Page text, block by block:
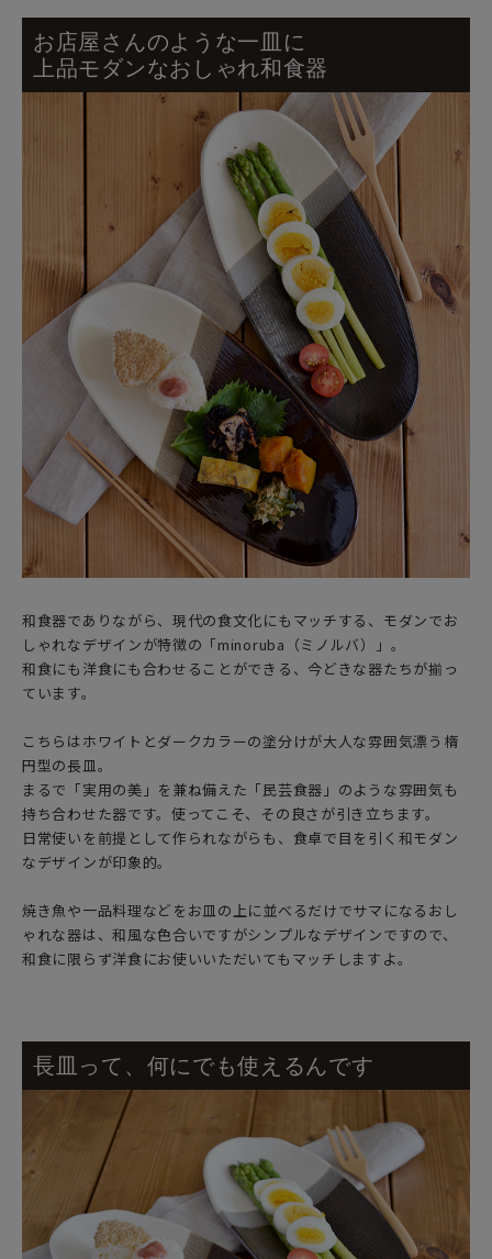
お店屋さんのような一皿に
上品モダンなおしゃれ和食器
和食器でありながら、現代の食文化にもマッチする、モダンでお
しゃれなデザインが特徴の「minoruba（ミノルバ）」。
和食にも洋食にも合わせることができる、今どきな器たちが揃っ
ています。
こちらはホワイトとダークカラーの塗分けが大人な雰囲気漂う楕
円型の長皿。
まるで「実用の美」を兼ね備えた「民芸食器」のような雰囲気も
持ち合わせた器です。使ってこそ、その良さが引き立ちます。
日常使いを前提として作られながらも、食卓で目を引く和モダン
なデザインが印象的。
焼き魚や一品料理などをお皿の上に並べるだけでサマになるおし
ゃれな器は、和風な色合いですがシンプルなデザインですので、
和食に限らず洋食にお使いいただいてもマッチしますよ。
長皿って、何にでも使えるんです